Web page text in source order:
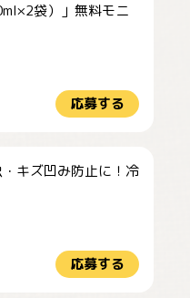
袋）」無料モニ
応募する
キズ凹み防止に！冷
応募する